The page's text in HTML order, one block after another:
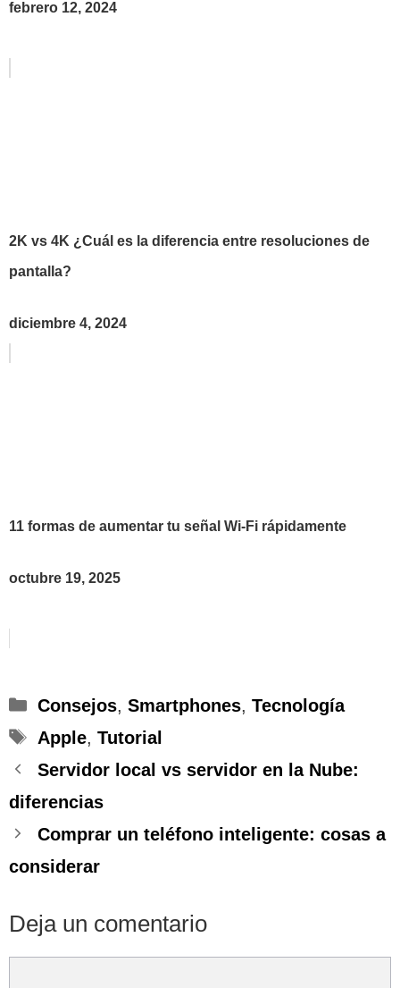
febrero 12, 2024
2K vs 4K ¿Cuál es la diferencia entre resoluciones de
pantalla?
diciembre 4, 2024
11 formas de aumentar tu señal Wi-Fi rápidamente
octubre 19, 2025
Categorías
Consejos, Smartphones, Tecnología
Etiquetas
Apple, Tutorial
Servidor local vs servidor en la Nube:
diferencias
Comprar un teléfono inteligente: cosas a
considerar
Deja un comentario